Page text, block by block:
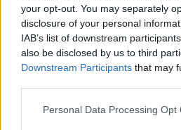
your opt-out. You may separately
disclosure of your personal
IAB’s list of downstream
also be disclosed by us to third
Downstream Participants that may
Personal Data Processing Opt